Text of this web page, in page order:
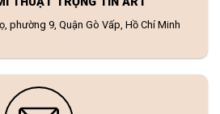
phường 9, Quận Gò Vấp, Hồ Chí Minh